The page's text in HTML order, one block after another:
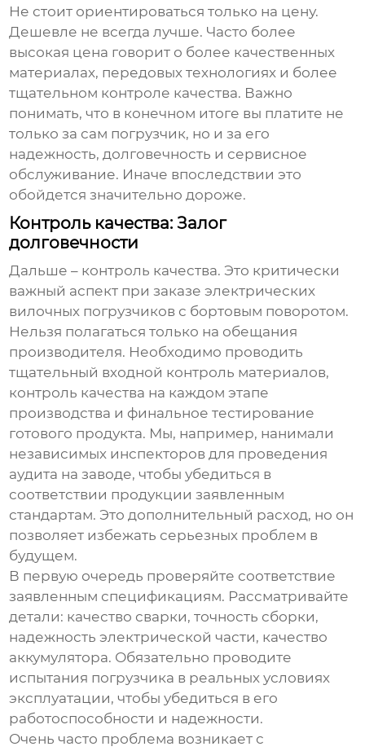
Не стоит ориентироваться только на цену.
Дешевле не всегда лучше. Часто более
высокая цена говорит о более качественных
материалах, передовых технологиях и более
тщательном контроле качества. Важно
понимать, что в конечном итоге вы платите не
только за сам погрузчик, но и за его
надежность, долговечность и сервисное
обслуживание. Иначе впоследствии это
обойдется значительно дороже.
Контроль качества: Залог
долговечности
Дальше – контроль качества. Это критически
важный аспект при заказеэлектрических
вилочных погрузчиков с бортовым поворотом.
Нельзя полагаться только на обещания
производителя. Необходимо проводить
тщательный входной контроль материалов,
контроль качества на каждом этапе
производства и финальное тестирование
готового продукта. Мы, например, нанимали
независимых инспекторов для проведения
аудита на заводе, чтобы убедиться в
соответствии продукции заявленным
стандартам. Это дополнительный расход, но он
позволяет избежать серьезных проблем в
будущем.
В первую очередь проверяйте соответствие
заявленным спецификациям. Рассматривайте
детали: качество сварки, точность сборки,
надежность электрической части, качество
аккумулятора. Обязательно проводите
испытания погрузчика в реальных условиях
эксплуатации, чтобы убедиться в его
работоспособности и надежности.
Очень часто проблема возникает с